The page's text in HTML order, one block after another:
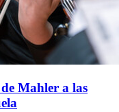
Mahler a las